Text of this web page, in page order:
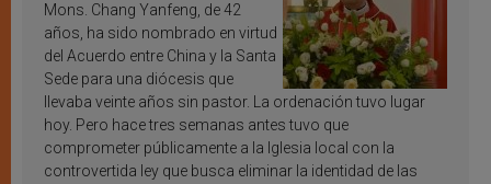
Mons. Chang Yanfeng, de 42
años, ha sido nombrado en virtud
del Acuerdo entre China y la Santa
Sede para una diócesis que
llevaba veinte años sin pastor. La ordenación tuvo lugar
hoy. Pero hace tres semanas antes tuvo que
comprometer públicamente a la Iglesia local con la
controvertida ley que busca eliminar la identidad de las